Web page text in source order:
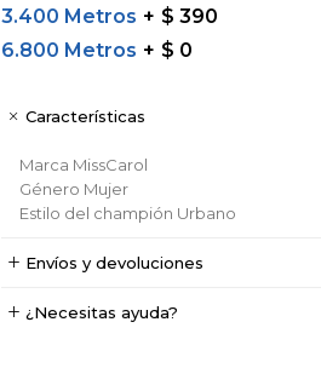
3.400 Metros
$ 390
6.800 Metros $ 0
Características
Marca MissCarol
Género Mujer
Estilo del champión Urbano
Envíos y devoluciones
¿Necesitas ayuda?